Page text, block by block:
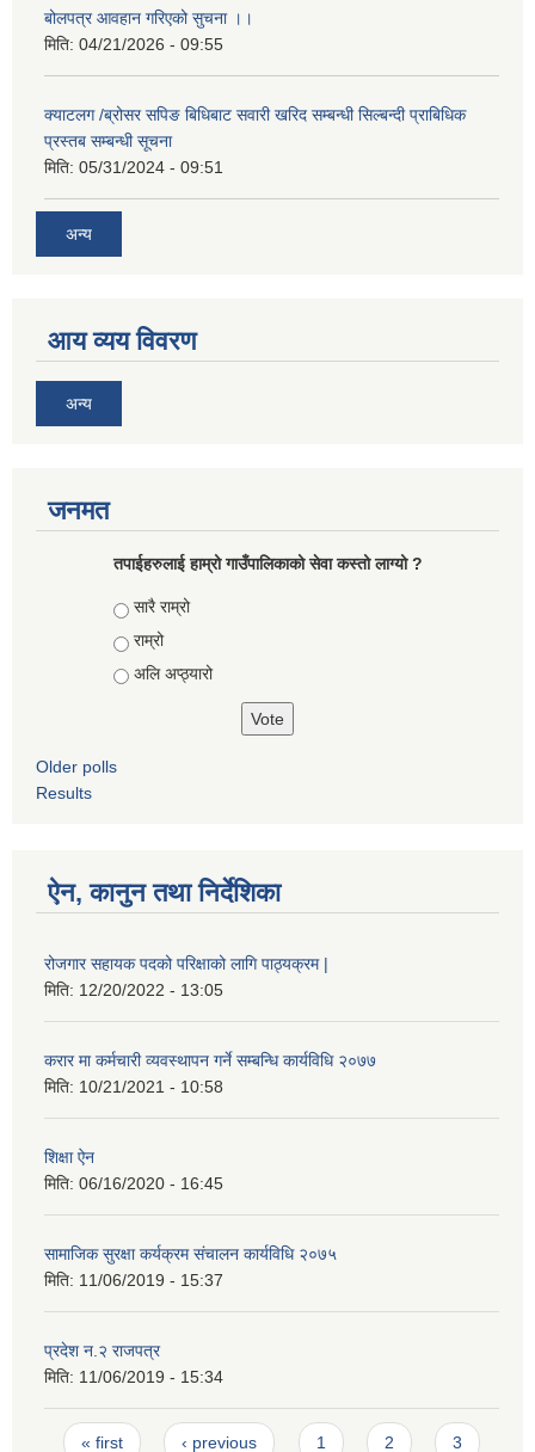
बोलपत्र आवहान गरिएको सुचना ।।
मिति: 04/21/2026 - 09:55
क्याटलग /ब्रोसर सपिङ बिधिबाट सवारी खरिद सम्बन्धी सिल्बन्दी प्राबिधिक
प्रस्तब सम्बन्धी सूचना
मिति: 05/31/2024 - 09:51
अन्य
आय व्यय विवरण
अन्य
जनमत
तपाईहरुलाई हाम्रो गाउँपालिकाको सेवा कस्तो लाग्यो ?
Choices
सारै राम्रो
राम्रो
अलि अप्ठ्यारो
Older polls
Results
ऐन, कानुन तथा निर्देशिका
रोजगार सहायक पदको परिक्षाको लागि पाठ्यक्रम |
मिति: 12/20/2022 - 13:05
करार मा कर्मचारी व्यवस्थापन गर्ने सम्बन्धि कार्यविधि २०७७
मिति: 10/21/2021 - 10:58
शिक्षा ऐन
मिति: 06/16/2020 - 16:45
सामाजिक सुरक्षा कर्यक्रम संचालन कार्यविधि २०७५
मिति: 11/06/2019 - 15:37
प्रदेश न.२ राजपत्र
मिति: 11/06/2019 - 15:34
Pages
« first ‹ previous 1 2 3